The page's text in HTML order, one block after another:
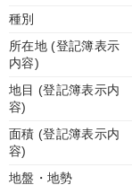
種別
所在地 (登記簿表示
内容)
地目 (登記簿表示内
容)
面積 (登記簿表示内
容)
地盤・地勢